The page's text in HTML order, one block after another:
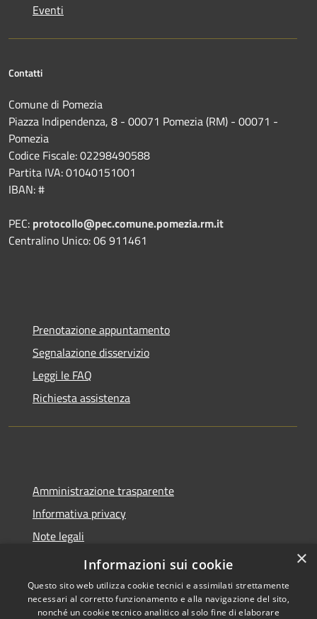
Eventi
Contatti
Comune di Pomezia
Piazza Indipendenza, 8 - 00071 Pomezia (RM) - 00071 -
Pomezia
Codice Fiscale: 02298490588
Partita IVA: 01040151001
IBAN: #
PEC: protocollo@pec.comune.pomezia.rm.it
Centralino Unico: 06 911461
Prenotazione appuntamento
Segnalazione disservizio
Leggi le FAQ
Richiesta assistenza
Amministrazione trasparente
Informativa privacy
Note legali
Dichiarazione di accessibilità
×
Informazioni sui cookie
Questo sito web utilizza cookie tecnici e assimilati strettamente
necessari al corretto funzionamento e alla navigazione del sito,
nonché un cookie tecnico analitico al solo fine di elaborare